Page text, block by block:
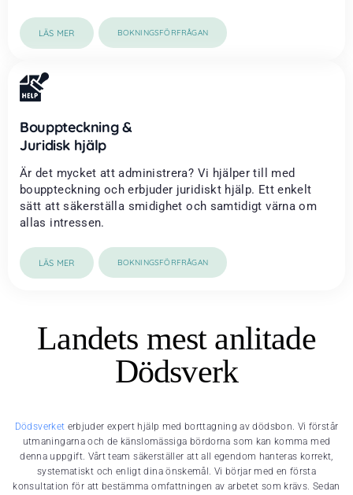
LÄS MER BOKNINGSFÖRFRÅGAN
Bouppteckning &
Juridisk hjälp
Är det mycket att administrera? Vi hjälper till med
bouppteckning och erbjuder juridiskt hjälp. Ett enkelt
sätt att säkerställa smidighet och samtidigt värna om
allas intressen.
LÄS MER BOKNINGSFÖRFRÅGAN
Landets mest anlitade
Dödsverk
Dödsverket erbjuder expert hjälp med borttagning av dödsbon. Vi förstår
utmaningarna och de känslomässiga bördorna som kan komma med
denna uppgift. Vårt team säkerställer att all egendom hanteras korrekt,
systematiskt och enligt dina önskemål. Vi börjar med en första
konsultation för att bestämma omfattningen av arbetet som krävs. Sedan